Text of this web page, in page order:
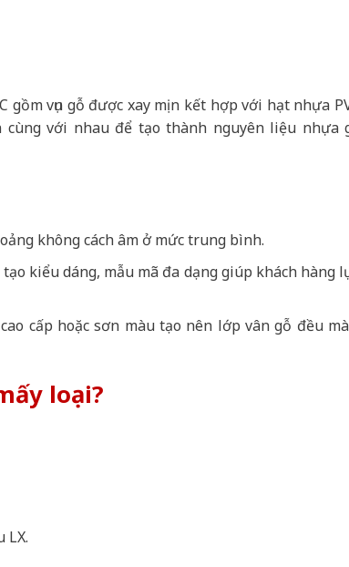
vụn gỗ được xay mịn kết hợp với hạt nhựa
cùng với nhau để tạo thành nguyên liệu nhựa
không cách âm ở mức trung bình.
kiểu dáng, mẫu mã đa dạng giúp khách hàng
cấp hoặc sơn màu tạo nên lớp vân gỗ đều
loại?
LX.